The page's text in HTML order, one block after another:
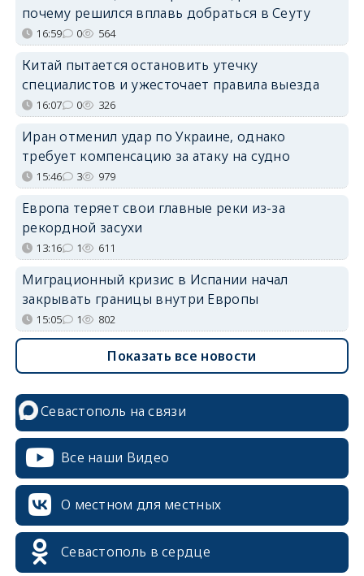
почему решился вплавь добраться в Сеуту
16:59 0 564
Китай пытается остановить утечку
специалистов и ужесточает правила выезда
16:07 0 326
Иран отменил удар по Украине, однако
требует компенсацию за атаку на судно
15:46 3 979
Европа теряет свои главные реки из-за
рекордной засухи
13:16 1 611
Миграционный кризис в Испании начал
закрывать границы внутри Европы
15:05 1 802
Показать все новости
Севастополь на связи
Все наши Видео
О местном для местных
Севастополь в сердце